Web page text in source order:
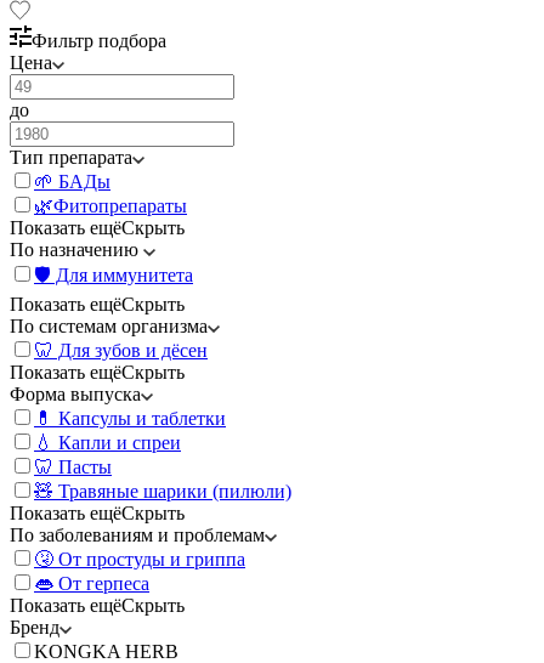
Фильтр подбора
Цена
до
Тип препарата
🌱 БАДы
🌿Фитопрепараты
Показать ещёСкрыть
По назначению
🛡️ Для иммунитета
Показать ещёСкрыть
По системам организма
🦷 Для зубов и дёсен
Показать ещёСкрыть
Форма выпуска
💊 Капсулы и таблетки
💧 Капли и спреи
🦷 Пасты
🧸 Травяные шарики (пилюли)
Показать ещёСкрыть
По заболеваниям и проблемам
🤧 От простуды и гриппа
👄 От герпеса
Показать ещёСкрыть
Бренд
KONGKA HERB